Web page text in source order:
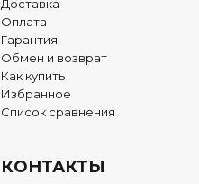
Доставка
Оплата
Гарантия
Обмен и возврат
Как купить
Избранное
Список сравнения
КОНТАКТЫ